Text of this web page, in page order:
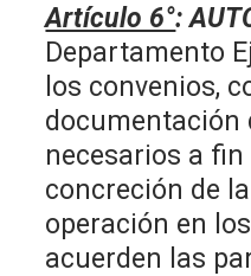
Artículo 6°:
Departamento
los convenios,
documentación
necesarios a
concreción de
operación en
acuerden las